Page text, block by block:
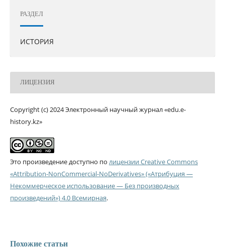
РАЗДЕЛ
ИСТОРИЯ
ЛИЦЕНЗИЯ
Copyright (c) 2024 Электронный научный журнал «edu.e-
history.kz»
Это произведение доступно по лицензии Creative Commons
«Attribution-NonCommercial-NoDerivatives» («Атрибуция —
Некоммерческое использование — Без производных
произведений») 4.0 Всемирная.
Похожие статьи